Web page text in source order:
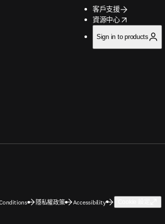
客戶支援
資源中心
opens in new tab/window
Sign in to products
隱私權政策 Accessibility